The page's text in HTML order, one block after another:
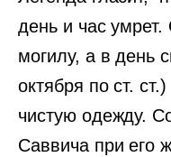
день и час
могилу, а в день
октября по ст.
чистую одежду.
Саввича при его